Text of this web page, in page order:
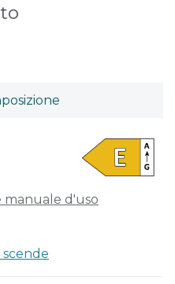
manuale d'uso
scende